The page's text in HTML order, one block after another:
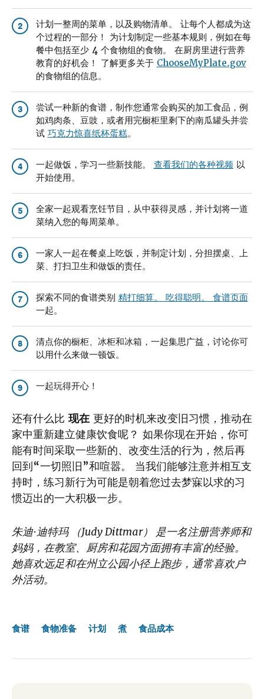
2
计划一整周的菜单，以及购物清单。 让每个人都成为这
个过程的一部分！ 为计划制定一些基本规则，例如在每
餐中包括至少 4 个食物组的食物。 在厨房里进行营养
教育的好机会！ 了解更多关于 ChooseMyPlate.gov
的食物组的信息。
3
尝试一种新的食谱，制作您通常会购买的加工食品，例
如鸡肉条、豆豉，或者用完橱柜里剩下的南瓜罐头并尝
试 巧克力惊喜纸杯蛋糕。
4 一起做饭，学习一些新技能。 查看我们的各种视频 以
开始使用。
5
全家一起观看烹饪节目，从中获得灵感，并计划将一道
菜纳入您的每周菜单。
6
一家人一起在餐桌上吃饭，并制定计划，分担摆桌、上
菜、打扫卫生和做饭的责任。
7 探索不同的食谱类别 精打细算。 吃得聪明。 食谱页面
一起。
8
清点你的橱柜、冰柜和冰箱，一起集思广益，讨论你可
以用什么来做一顿饭。
9 一起玩得开心！
还有什么比 现在 更好的时机来改变旧习惯，推动在
家中重新建立健康饮食呢？ 如果你现在开始，你可
能有时间采取一些新的、改变生活的行为，然后再
回到“一切照旧”和喧嚣。 当我们能够注意并相互支
持时，练习新行为可能是朝着您过去梦寐以求的习
惯迈出的一大积极一步。
朱迪·迪特玛 （Judy Dittmar） 是一名注册营养师和
妈妈，在教室、厨房和花园方面拥有丰富的经验。
她喜欢远足和在州立公园小径上跑步，通常喜欢户
外活动。
食谱 食物准备 计划 煮 食品成本